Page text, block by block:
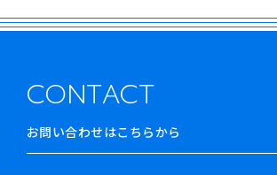
CONTACT
お問い合わせはこちらから